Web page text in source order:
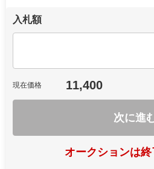
入札額
現在価格 11,400
次に進
オークションは